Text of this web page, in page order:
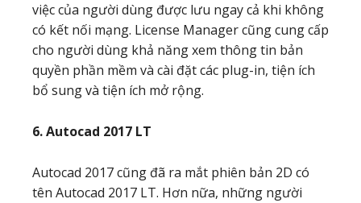
việc của người dùng được lưu ngay cả khi không
có kết nối mạng. License Manager cũng cung cấp
cho người dùng khả năng xem thông tin bản
quyền phần mềm và cài đặt các plug-in, tiện ích
bổ sung và tiện ích mở rộng.
6. Autocad 2017 LT
Autocad 2017 cũng đã ra mắt phiên bản 2D có
tên Autocad 2017 LT. Hơn nữa, những người